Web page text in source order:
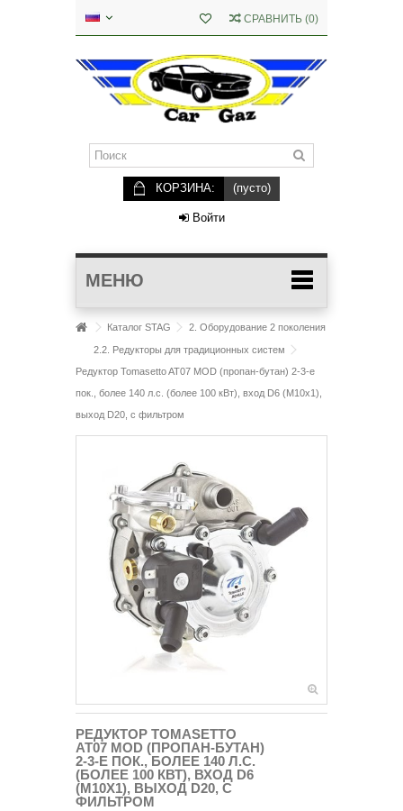
СРАВНИТЬ (0)
КОРЗИНА: (пусто)
Войти
МЕНЮ
Каталог STAG 2. Оборудование 2 поколения
2.2. Редукторы для традиционных систем
Редуктор Tomasetto AT07 MOD (пропан-бутан) 2-3-е
пок., более 140 л.с. (более 100 кВт), вход D6 (M10x1),
выход D20, с фильтром
РЕДУКТОР TOMASETTO
AT07 MOD (ПРОПАН-БУТАН)
2-3-Е ПОК., БОЛЕЕ 140 Л.С.
(БОЛЕЕ 100 КВТ), ВХОД D6
(M10X1), ВЫХОД D20, С
ФИЛЬТРОМ